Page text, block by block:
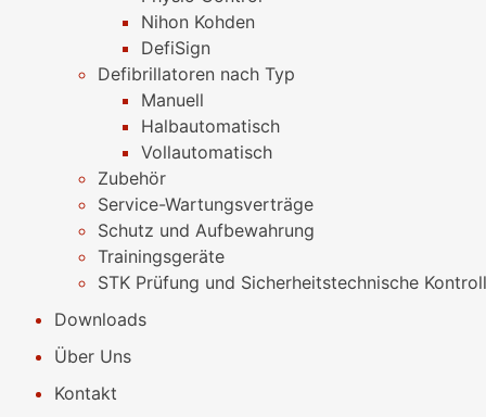
Nihon Kohden
DefiSign
Defibrillatoren nach Typ
Manuell
Halbautomatisch
Vollautomatisch
Zubehör
Service-Wartungsverträge
Schutz und Aufbewahrung
Trainingsgeräte
STK Prüfung und Sicherheitstechnische
Downloads
Über Uns
Kontakt